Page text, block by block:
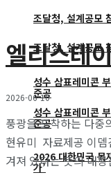
조달청, 설계공모
성수 삼표레미콘
준공
조달청, 설계공모
성수 삼표레미콘
준공
2026 대한민국 목
가’
엘리스테
2026-06-10
풍광을 포착하는 다
현유미 자료제공 이
겨져 있다는 뜻의 내